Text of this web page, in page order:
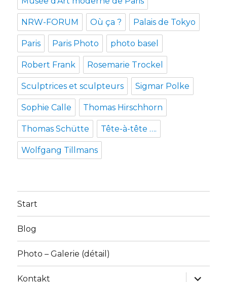
NRW-FORUM Où ça ? Palais de Tokyo
Paris Paris Photo photo basel
Robert Frank Rosemarie Trockel
Sculptrices et sculpteurs Sigmar Polke
Sophie Calle Thomas Hirschhorn
Thomas Schütte Tête-à-tête ….
Wolfgang Tillmans
Start
Blog
Photo – Galerie (détail)
Kontakt